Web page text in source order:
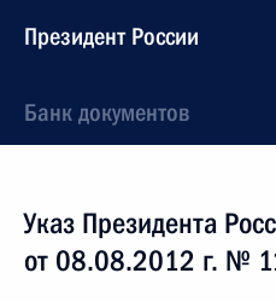
Президент России
Банк документов
Указ Президента
от 08.08.2012 г. №